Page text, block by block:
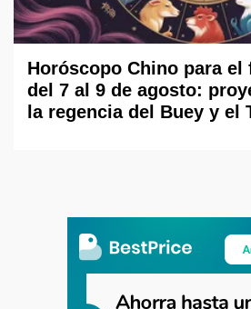
Horóscopo Chino para el
del 7 al 9 de agosto:
la regencia del Buey y el